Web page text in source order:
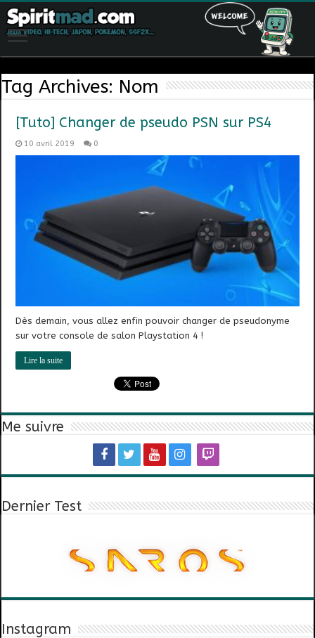
Tag Archives: Nom
[Tuto] Changer de pseudo PSN sur PS4
10 avril 2019 0
Dès demain, vous allez enfin pouvoir changer de pseudonyme
sur votre console de salon Playstation 4 !
Lire la suite
Me suivre
Dernier Test
Instagram